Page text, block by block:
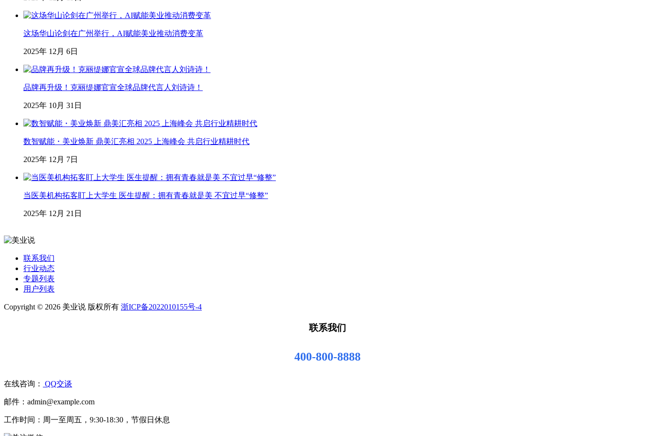
这场华山论剑在广州举行，AI赋能美业推动消费变革
2025年 12月 6日
品牌再升级！克丽缇娜官宣全球品牌代言人刘诗诗！
2025年 10月 31日
数智赋能・美业焕新 鼎美汇亮相 2025 上海峰会 共启行业精耕时代
2025年 12月 7日
当医美机构拓客盯上大学生 医生提醒：拥有青春就是美 不宜过早“修整”
2025年 12月 21日
联系我们
行业动态
专题列表
用户列表
Copyright © 2026 美业说 版权所有 浙ICP备2022010155号-4
联系我们
400-800-8888
在线咨询： QQ交谈
邮件：admin@example.com
工作时间：周一至周五，9:30-18:30，节假日休息